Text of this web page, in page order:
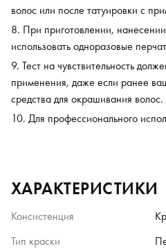
волос или после татуировки с
При приготовлении,
использовать одноразовые
Тест на чувствительность
применения, даже если ранее
средства для окрашивания волос.
Для профессионального
ХАРАКТЕРИСТИКИ
Консистенция
Тип краски